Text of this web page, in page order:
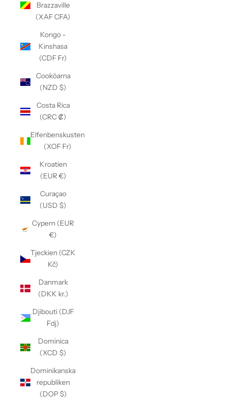
Brazzaville
(XAF CFA)
Kongo -
Kinshasa
(CDF Fr)
Cooköarna
(NZD $)
Costa Rica
(CRC ₡)
Elfenbenskusten
(XOF Fr)
Kroatien
(EUR €)
Curaçao
(USD $)
Cypern (EUR
€)
Tjeckien (CZK
Kč)
Danmark
(DKK kr.)
Djibouti (DJF
Fdj)
Dominica
(XCD $)
Dominikanska
republiken
(DOP $)